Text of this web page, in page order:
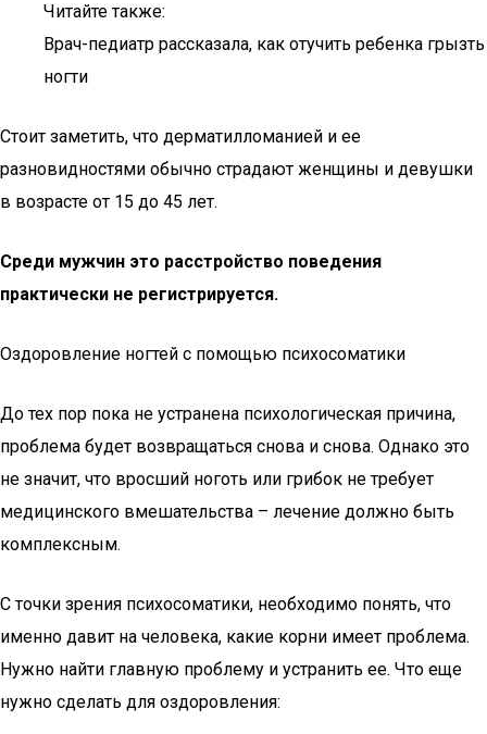
Читайте также:
Врач-педиатр рассказала, как отучить ребенка грызть
ногти
Стоит заметить, что дерматилломанией и ее
разновидностями обычно страдают женщины и девушки
в возрасте от 15 до 45 лет.
Среди мужчин это расстройство поведения
практически не регистрируется.
Оздоровление ногтей с помощью психосоматики
До тех пор пока не устранена психологическая причина,
проблема будет возвращаться снова и снова. Однако это
не значит, что вросший ноготь или грибок не требует
медицинского вмешательства – лечение должно быть
комплексным.
С точки зрения психосоматики, необходимо понять, что
именно давит на человека, какие корни имеет проблема.
Нужно найти главную проблему и устранить ее. Что еще
нужно сделать для оздоровления: